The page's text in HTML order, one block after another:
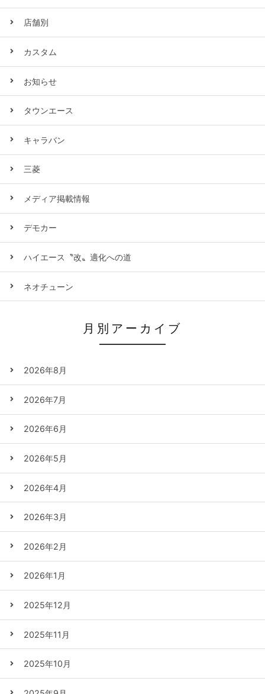
店舗別
カスタム
お知らせ
タウンエース
キャラバン
三菱
メディア掲載情報
デモカー
ハイエース〝改〟適化への道
ネオチューン
月別アーカイブ
2026年8月
2026年7月
2026年6月
2026年5月
2026年4月
2026年3月
2026年2月
2026年1月
2025年12月
2025年11月
2025年10月